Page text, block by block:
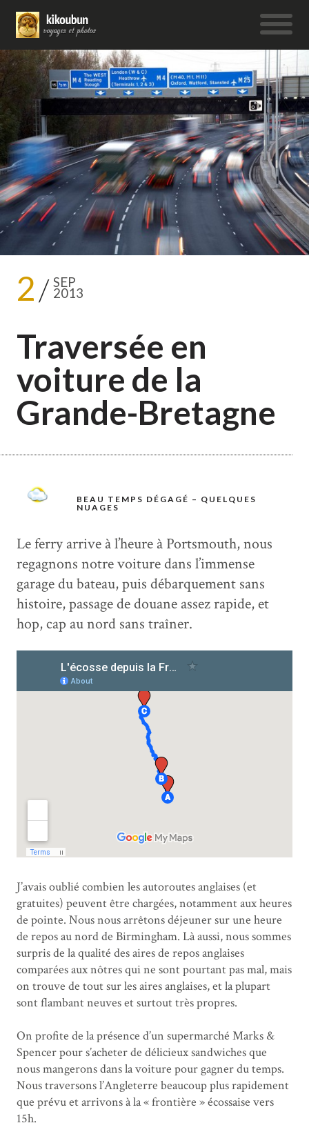
2 SEP
2013
Traversée en
voiture de la
Grande-Bretagne
BEAU TEMPS DÉGAGÉ – QUELQUES
NUAGES
Le ferry arrive à l’heure à Portsmouth, nous
regagnons notre voiture dans l’immense
garage du bateau, puis débarquement sans
histoire, passage de douane assez rapide, et
hop, cap au nord sans traîner.
J’avais oublié combien les autoroutes anglaises (et
gratuites) peuvent être chargées, notamment aux heures
de pointe. Nous nous arrêtons déjeuner sur une heure
de repos au nord de Birmingham. Là aussi, nous sommes
surpris de la qualité des aires de repos anglaises
comparées aux nôtres qui ne sont pourtant pas mal, mais
on trouve de tout sur les aires anglaises, et la plupart
sont flambant neuves et surtout très propres.
On profite de la présence d’un supermarché Marks &
Spencer pour s’acheter de délicieux sandwiches que
nous mangerons dans la voiture pour gagner du temps.
Nous traversons l’Angleterre beaucoup plus rapidement
que prévu et arrivons à la « frontière » écossaise vers
15h.